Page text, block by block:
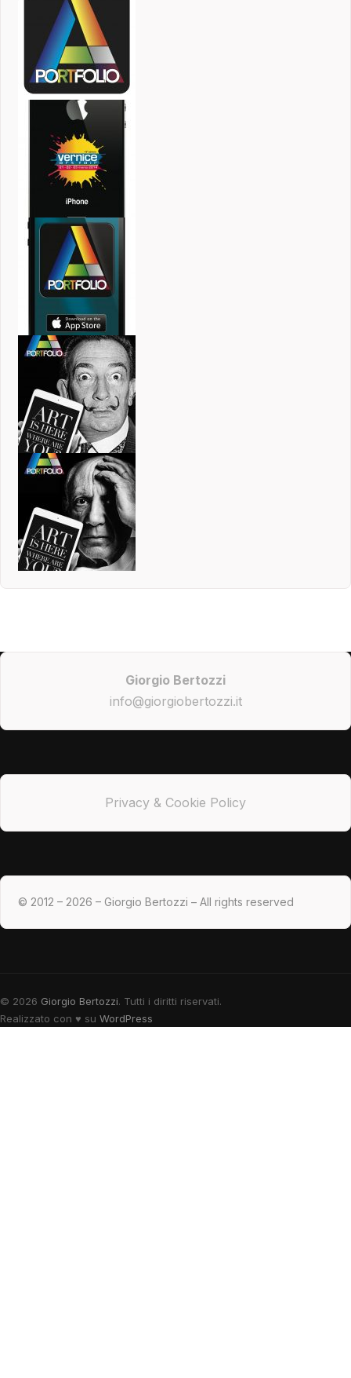
Giorgio Bertozzi
info@giorgiobertozzi.it
Privacy & Cookie Policy
© 2012 – 2026 – Giorgio Bertozzi – All rights reserved
© 2026 Giorgio Bertozzi. Tutti i diritti riservati.
Realizzato con ♥ su WordPress